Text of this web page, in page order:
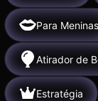
Para Meninas
Atirador de
Estratégia